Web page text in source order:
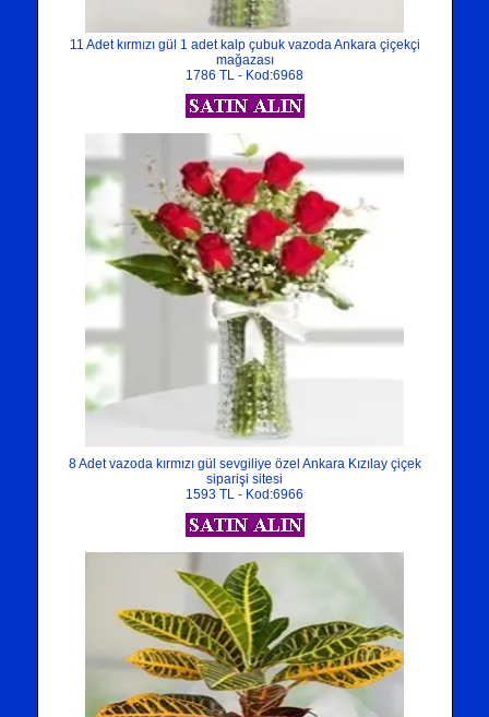
11 Adet kırmızı gül 1 adet kalp çubuk vazoda Ankara çiçekçi
mağazası
1786 TL - Kod:6968
8 Adet vazoda kırmızı gül sevgiliye özel Ankara Kızılay çiçek
siparişi sitesi
1593 TL - Kod:6966